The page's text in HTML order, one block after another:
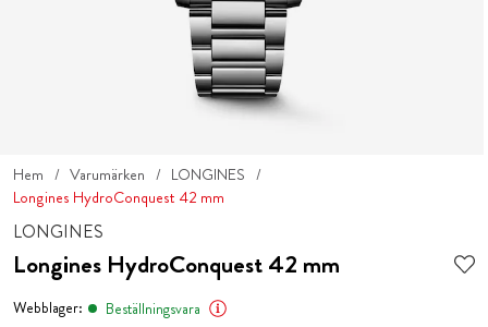
Hem Varumärken
LONGINES
Longines HydroConquest 42 mm
LONGINES
Longines HydroConquest 42 mm
Webblager:
Beställningsvara